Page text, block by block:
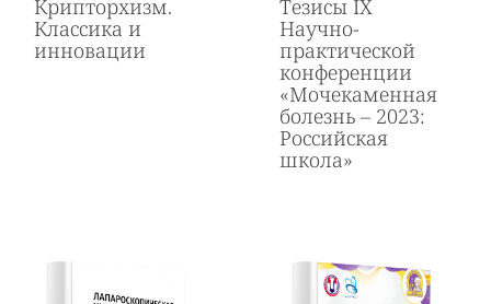
Крипторхизм.
Классика и
инновации
Тезисы IХ
Научно-
практической
конференции
«Мочекаменная
болезнь – 2023:
Российская
школа»